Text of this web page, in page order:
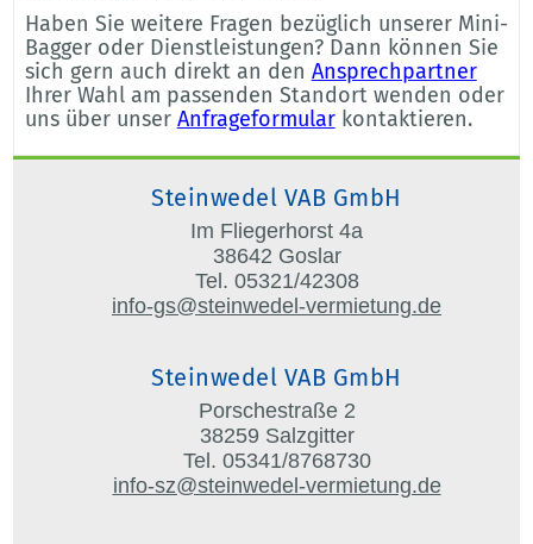
Haben Sie weitere Fragen bezüglich unserer Mini-
Bagger oder Dienstleistungen? Dann können Sie
sich gern auch direkt an den Ansprechpartner
Ihrer Wahl am passenden Standort wenden oder
uns über unser Anfrageformularkontaktieren.
Steinwedel VAB GmbH
Im Fliegerhorst 4a
38642 Goslar
Tel. 05321/42308
info-gs@steinwedel-vermietung.de
Steinwedel VAB GmbH
Porschestraße 2
38259 Salzgitter
Tel. 05341/8768730
info-sz@steinwedel-vermietung.de